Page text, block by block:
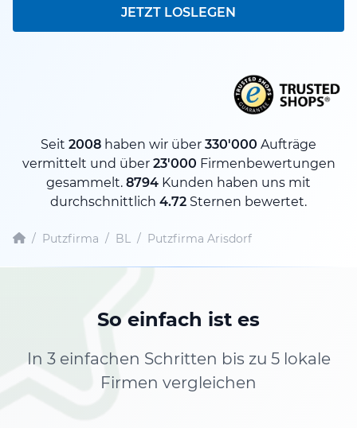
JETZT LOSLEGEN
Seit 2008 haben wir über 330'000 Aufträge
vermittelt und über 23'000 Firmenbewertungen
gesammelt. 8794 Kunden haben uns mit
durchschnittlich 4.72 Sternen bewertet.
/ Putzfirma / BL / Putzfirma Arisdorf
So einfach ist es
In 3 einfachen Schritten bis zu 5 lokale
Firmen vergleichen